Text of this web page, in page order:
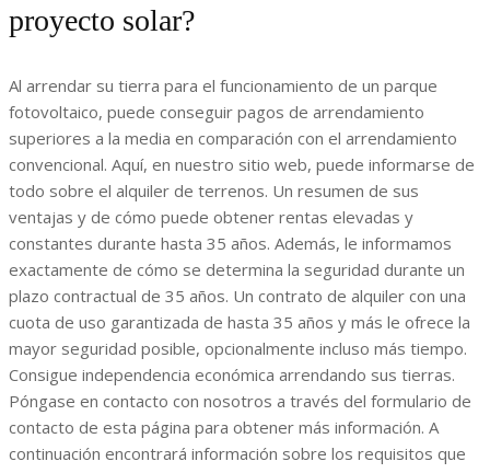
proyecto solar?
Al arrendar su tierra para el funcionamiento de un parque
fotovoltaico, puede conseguir pagos de arrendamiento
superiores a la media en comparación con el arrendamiento
convencional. Aquí, en nuestro sitio web, puede informarse de
todo sobre el alquiler de terrenos. Un resumen de sus
ventajas y de cómo puede obtener rentas elevadas y
constantes durante hasta 35 años. Además, le informamos
exactamente de cómo se determina la seguridad durante un
plazo contractual de 35 años. Un contrato de alquiler con una
cuota de uso garantizada de hasta 35 años y más le ofrece la
mayor seguridad posible, opcionalmente incluso más tiempo.
Consigue independencia económica arrendando sus tierras.
Póngase en contacto con nosotros a través del formulario de
contacto de esta página para obtener más información. A
continuación encontrará información sobre los requisitos que